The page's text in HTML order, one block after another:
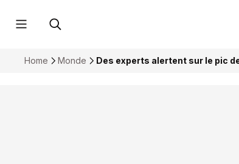
Home Monde Des experts alertent sur le pic